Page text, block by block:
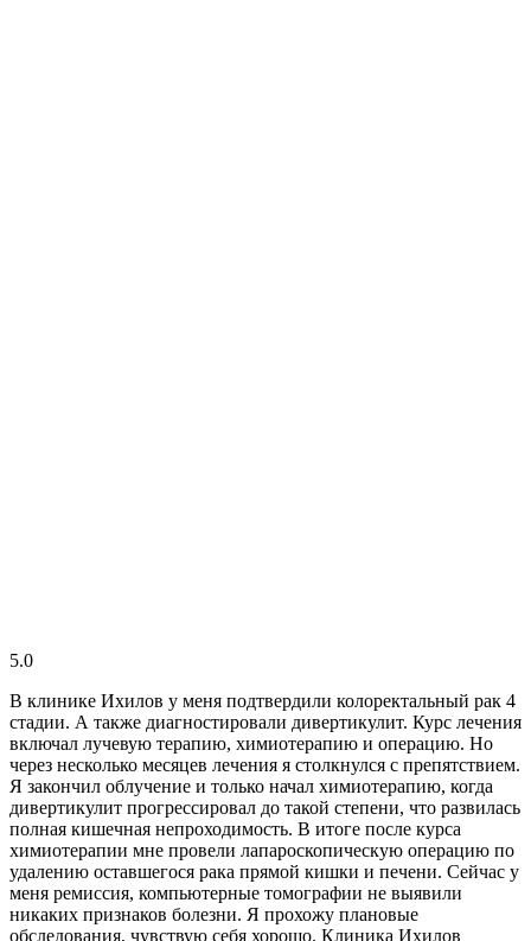
5.0
В клинике Ихилов у меня подтвердили колоректальный рак 4
стадии. А также диагностировали дивертикулит. Курс лечения
включал лучевую терапию, химиотерапию и операцию. Но
через несколько месяцев лечения я столкнулся с препятствием.
Я закончил облучение и только начал химиотерапию, когда
дивертикулит прогрессировал до такой степени, что развилась
полная кишечная непроходимость. В итоге после курса
химиотерапии мне провели лапароскопическую операцию по
удалению оставшегося рака прямой кишки и печени. Сейчас у
меня ремиссия, компьютерные томографии не выявили
никаких признаков болезни. Я прохожу плановые
обследования, чувствую себя хорошо. Клиника Ихилов